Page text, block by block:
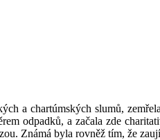
a chartúmských slumů,
odpadků, a začala zde
Známá byla rovněž tím, že